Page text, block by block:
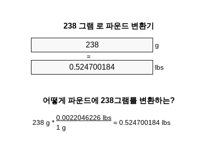
238 그램 로 파운드 변환기
g
=
lbs
어떻게 파운드에 238그램를 변환하는?
238 g *
0.0022046226 lbs
= 0.524700184 lbs
1 g